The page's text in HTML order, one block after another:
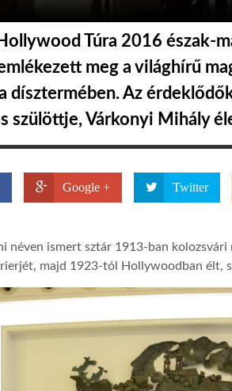
Túra 2016 észak-
meg a világhírű
dísztermében. Az
szülöttje, Várkonyi Mihály
Google + Twitter
néven ismert sztár 1913-ban kolozsvári
majd 1923-tól Hollywoodban élt,